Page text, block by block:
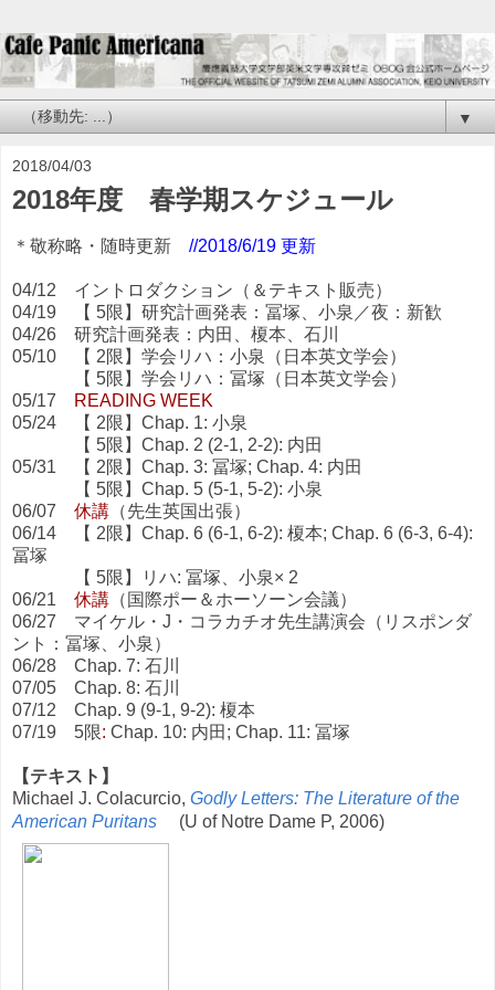
▼
2018/04/03
2018年度 春学期スケジュール
＊敬称略・随時更新 //2018/6/19 更新
04/12 イントロダクション（＆テキスト販売）
04/19 【 5限】研究計画発表：冨塚、小泉／夜：新歓
04/26 研究計画発表：内田、榎本、石川
05/10 【 2限】学会リハ：小泉（日本英文学会）
【 5限】学会リハ：冨塚（日本英文学会）
05/17
READING WEEK
05/24 【 2限】Chap. 1: 小泉
【 5限】Chap. 2 (2-1, 2-2): 内田
05/31 【 2限】Chap. 3: 冨塚; Chap. 4: 内田
【 5限】Chap. 5 (5-1, 5-2): 小泉
06/07 休講 （先生英国出張）
06/14 【 2限】Chap. 6 (6-1, 6-2): 榎本; Chap. 6 (6-3, 6-4):
冨塚
【 5限】リハ: 冨塚、小泉× 2
06/21 休講 （国際ポー＆ホーソーン会議）
06/27 マイケル・J・コラカチオ先生講演会（リスポンダ
ント：冨塚、小泉）
06/28 Chap. 7: 石川
07/05 Chap. 8: 石川
07/12 Chap. 9 (9-1, 9-2): 榎本
07/19 5限: Chap. 10: 内田; Chap. 11: 冨塚
【テキスト】
Michael J. Colacurcio, Godly Letters: The Literature of the
American Puritans
(U of Notre Dame P, 2006)